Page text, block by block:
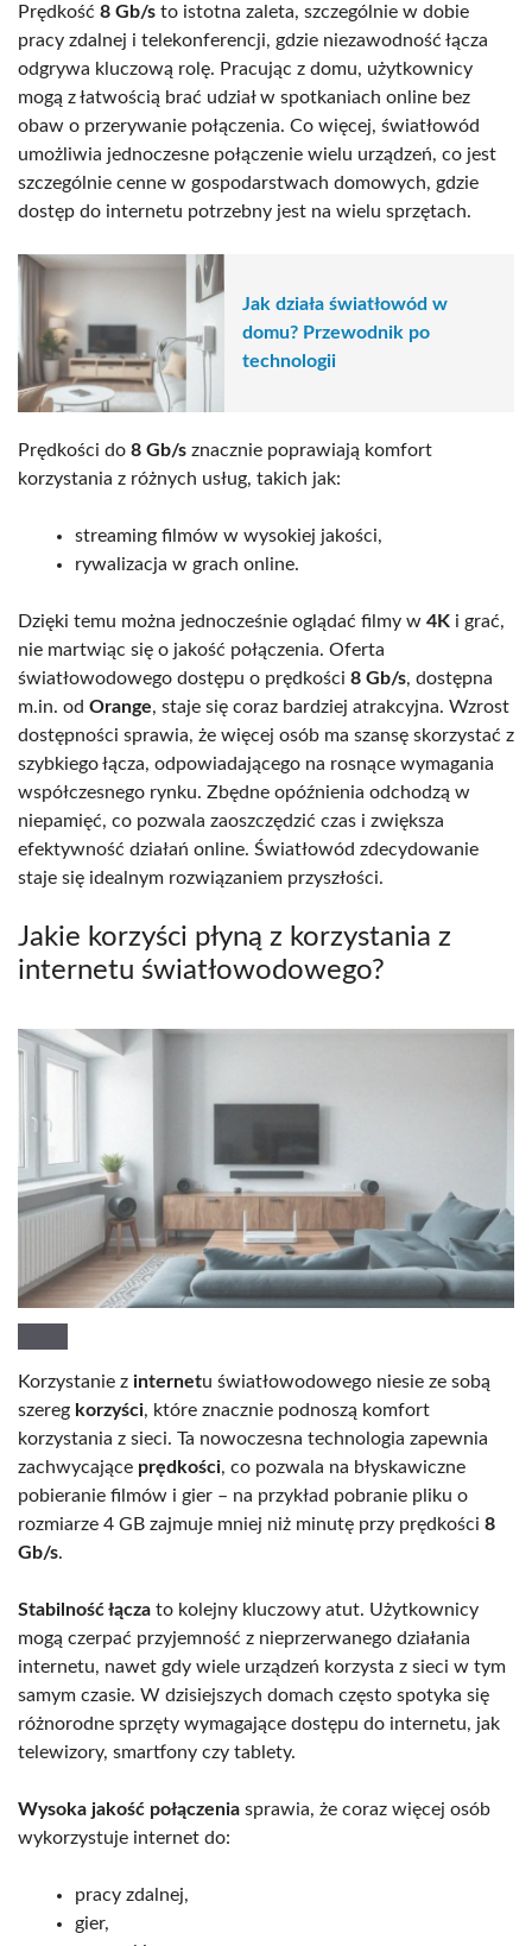
Prędkość 8 Gb/s to istotna zaleta, szczególnie w dobie
pracy zdalnej i telekonferencji, gdzie niezawodność łącza
odgrywa kluczową rolę. Pracując z domu, użytkownicy
mogą z łatwością brać udział w spotkaniach online bez
obaw o przerywanie połączenia. Co więcej, światłowód
umożliwia jednoczesne połączenie wielu urządzeń, co jest
szczególnie cenne w gospodarstwach domowych, gdzie
dostęp do internetu potrzebny jest na wielu sprzętach.
Jak działa światłowód w
domu? Przewodnik po
technologii
Prędkości do 8 Gb/s znacznie poprawiają komfort
korzystania z różnych usług, takich jak:
streaming filmów w wysokiej jakości,
rywalizacja w grach online.
Dzięki temu można jednocześnie oglądać filmy w 4K i grać,
nie martwiąc się o jakość połączenia. Oferta
światłowodowego dostępu o prędkości 8 Gb/s, dostępna
m.in. od Orange, staje się coraz bardziej atrakcyjna. Wzrost
dostępności sprawia, że więcej osób ma szansę skorzystać z
szybkiego łącza, odpowiadającego na rosnące wymagania
współczesnego rynku. Zbędne opóźnienia odchodzą w
niepamięć, co pozwala zaoszczędzić czas i zwiększa
efektywność działań online. Światłowód zdecydowanie
staje się idealnym rozwiązaniem przyszłości.
Jakie korzyści płyną z korzystania z
internetu światłowodowego?
Korzystanie z internetu światłowodowego niesie ze sobą
szereg korzyści, które znacznie podnoszą komfort
korzystania z sieci. Ta nowoczesna technologia zapewnia
zachwycające prędkości, co pozwala na błyskawiczne
pobieranie filmów i gier – na przykład pobranie pliku o
rozmiarze 4 GB zajmuje mniej niż minutę przy prędkości 8
Gb/s.
Stabilność łącza to kolejny kluczowy atut. Użytkownicy
mogą czerpać przyjemność z nieprzerwanego działania
internetu, nawet gdy wiele urządzeń korzysta z sieci w tym
samym czasie. W dzisiejszych domach często spotyka się
różnorodne sprzęty wymagające dostępu do internetu, jak
telewizory, smartfony czy tablety.
Wysoka jakość połączenia sprawia, że coraz więcej osób
wykorzystuje internet do:
pracy zdalnej,
gier,